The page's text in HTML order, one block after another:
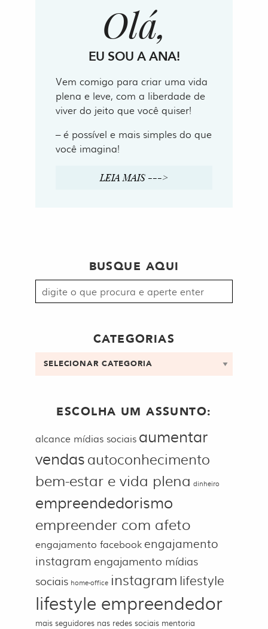
Olá,
EU SOU A ANA!
Vem comigo para criar uma vida
plena e leve, com a liberdade de
viver do jeito que você quiser!
– é possível e mais simples do que
você imagina!
LEIA MAIS --->
BUSQUE AQUI
Procurar
por:
CATEGORIAS
Categorias
ESCOLHA UM ASSUNTO:
alcance mídias sociais aumentar
vendasautoconhecimento
bem-estar e vida plena dinheiro
empreendedorismo
empreender com afeto
engajamento facebook engajamento
instagram engajamento mídias
sociais home-office instagram lifestyle
lifestyle empreendedor
mais seguidores nas redes sociais mentoria